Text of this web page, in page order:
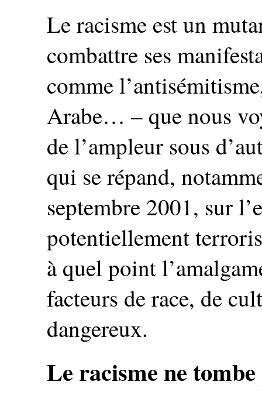
Le racisme est un
combattre ses
comme
Arabe… – que nous
de l’ampleur sous
qui se répand,
septembre 2001, sur
potentiellement
à quel point
facteurs de race, de
dangereux.
Le racisme ne